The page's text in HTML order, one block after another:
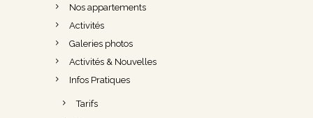
Nos appartements
Activités
Galeries photos
Activités & Nouvelles
Infos Pratiques
Tarifs